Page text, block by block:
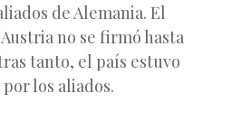
de Alemania. El
no se firmó hasta
tanto, el país estuvo
los aliados.